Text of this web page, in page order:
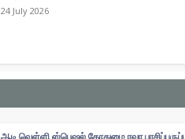
24 July 2026
ஆடி வெள்ளி ஸ்பெஷல் கோதுமை ரவா